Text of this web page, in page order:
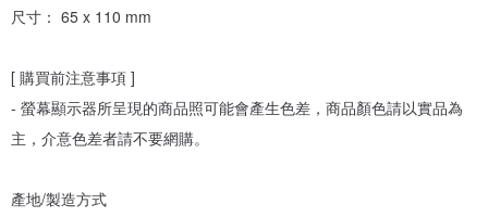
尺寸： 65 x 110 mm
[ 購買前注意事項 ]
- 螢幕顯示器所呈現的商品照可能會產生色差，商品顏色請以實品為
主，介意色差者請不要網購。
產地/製造方式